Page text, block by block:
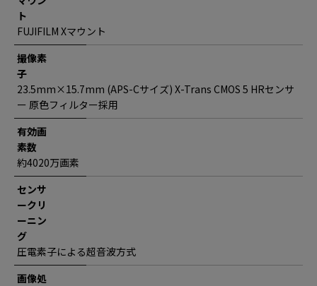
ト
FUJIFILM Xマウント
撮像素
子
23.5mm×15.7mm (APS-Cサイズ) X-Trans CMOS 5 HRセンサ
ー 原色フィルター採用
有効画
素数
約4020万画素
センサ
ークリ
ーニン
グ
圧電素子による超音波方式
画像処